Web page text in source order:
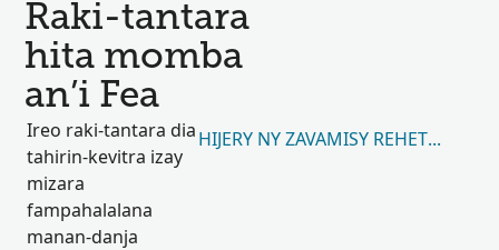
Raki-tantara
hita momba
an’i Fea
Ireo raki-tantara dia
tahirin-kevitra izay
mizara
fampahalalana
manan-danja
HIJERY NY ZAVAMISY REHETRA